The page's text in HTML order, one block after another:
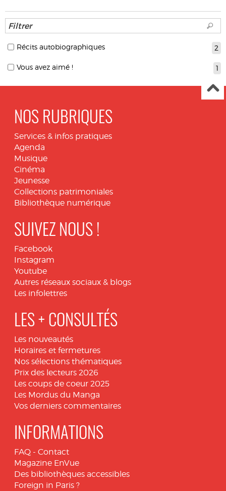
2
Récits autobiographiques
1
Vous avez aimé !
NOS RUBRIQUES
Services & infos pratiques
Agenda
Musique
Cinéma
Jeunesse
Collections patrimoniales
Bibliothèque numérique
SUIVEZ NOUS !
Facebook
Instagram
Youtube
Autres réseaux sociaux & blogs
Les infolettres
LES + CONSULTÉS
Les nouveautés
Horaires et fermetures
Nos sélections thématiques
Prix des lecteurs 2026
Les coups de coeur 2025
Les Mordus du Manga
Vos derniers commentaires
INFORMATIONS
FAQ - Contact
Magazine EnVue
Des bibliothèques accessibles
Foreign in Paris ?